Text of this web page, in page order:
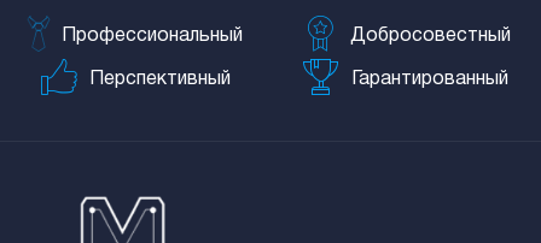
Профессиональный Добросовестный
Перспективный Гарантированный